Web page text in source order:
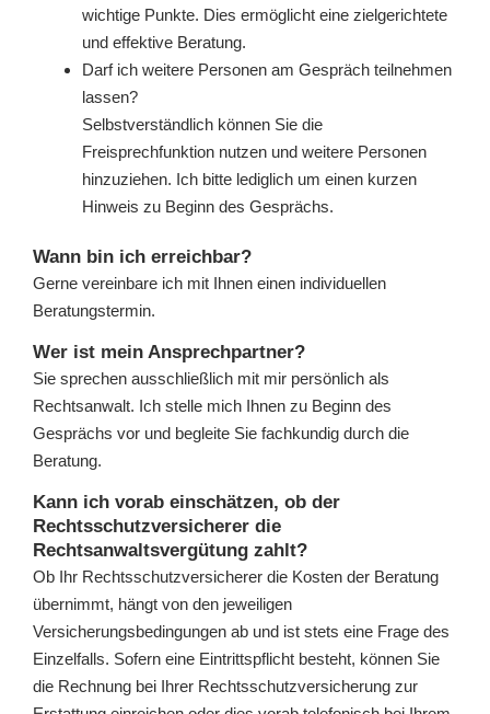
wichtige Punkte. Dies ermöglicht eine zielgerichtete
und effektive Beratung.
Darf ich weitere Personen am Gespräch teilnehmen
lassen?
Selbstverständlich können Sie die
Freisprechfunktion nutzen und weitere Personen
hinzuziehen. Ich bitte lediglich um einen kurzen
Hinweis zu Beginn des Gesprächs.
Wann bin ich erreichbar?
Gerne vereinbare ich mit Ihnen einen individuellen
Beratungstermin.
Wer ist mein Ansprechpartner?
Sie sprechen ausschließlich mit mir persönlich als
Rechtsanwalt. Ich stelle mich Ihnen zu Beginn des
Gesprächs vor und begleite Sie fachkundig durch die
Beratung.
Kann ich vorab einschätzen, ob der
Rechtsschutzversicherer die
Rechtsanwaltsvergütung zahlt?
Ob Ihr Rechtsschutzversicherer die Kosten der Beratung
übernimmt, hängt von den jeweiligen
Versicherungsbedingungen ab und ist stets eine Frage des
Einzelfalls. Sofern eine Eintrittspflicht besteht, können Sie
die Rechnung bei Ihrer Rechtsschutzversicherung zur